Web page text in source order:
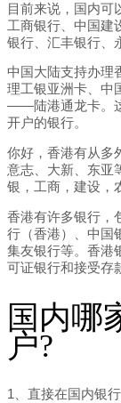
目前来说，国内可
工商银行、中国建
银行、汇丰银行、
中国大陆支持办
理工银亚洲卡、中
——陆港通龙卡。
开户的银行。
你好，香港有从多
意志、大新、东亚
银，工商，建设，
香港有许多银行，
行（香港）、中国
集友银行等。香港
可证银行和接受存
国内哪
户?
1、直接在国内银